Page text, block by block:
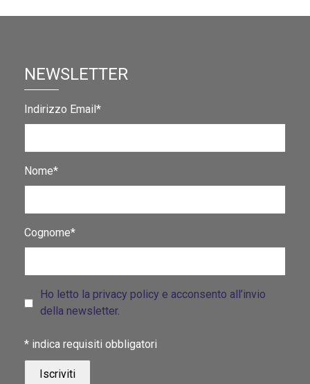
NEWSLETTER
Indirizzo Email*
Nome*
Cognome*
Ho letto la privacy policy e acconsento all’invio
della newsletter.
* indica requisiti obbligatori